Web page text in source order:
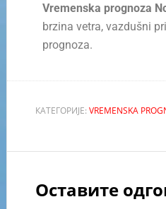
Vremenska prognoza
brzina vetra, vazdušni
prognoza.
КАТЕГОРИЈЕ: VREMENSKA
Оставите